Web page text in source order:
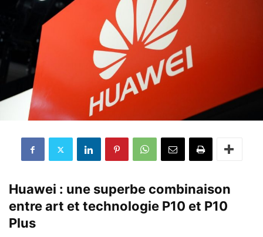
Huawei : une superbe combinaison
entre art et technologie P10 et P10
Plus